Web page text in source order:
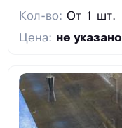
Кол-во: От 1 шт.
Цена: не указано